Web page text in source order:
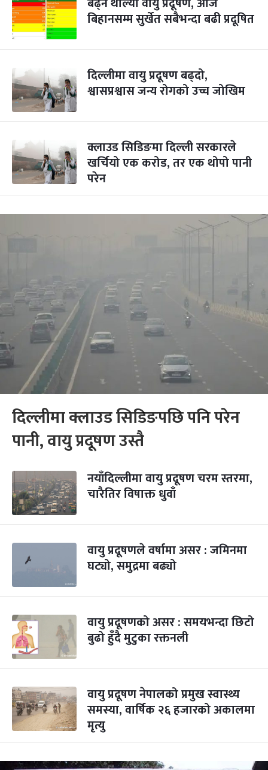
बिहानसम्म सुर्खेत सबैभन्दा बढी प्रदूषित
दिल्लीमा वायु प्रदूषण बढ्दो,
श्वासप्रश्वास जन्य रोगको उच्च जोखिम
क्लाउड सिडिङमा दिल्ली सरकारले
खर्चियो एक करोड, तर एक थोपो पानी
परेन
दिल्लीमा क्लाउड सिडिङपछि पनि परेन
पानी, वायु प्रदूषण उस्तै
नयाँदिल्लीमा वायु प्रदूषण चरम स्तरमा,
चारैतिर विषाक्त धुवाँ
वायु प्रदूषणले वर्षामा असर : जमिनमा
घट्यो, समुद्रमा बढ्यो
वायु प्रदूषणको असर : समयभन्दा छिटो
बुढो हुँदै मुटुका रक्तनली
वायु प्रदूषण नेपालको प्रमुख स्वास्थ्य
समस्या, वार्षिक २६ हजारको अकालमा
मृत्यु